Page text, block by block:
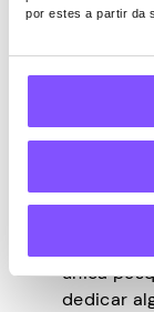
por estes a partir da
alguns
terminar
Mas
bom para
Goste ou
crenças
tempo.
dedique
única
dedicar